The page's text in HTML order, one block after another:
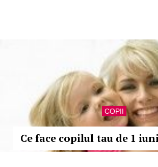
COPII
Ce face copilul tau de 1